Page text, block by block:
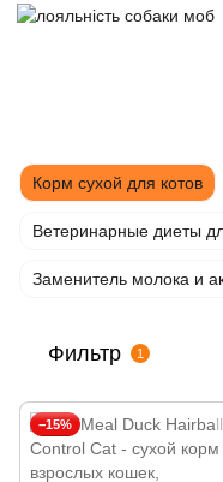
Корм сухой для котов
Ветеринарные диеты
Заменитель молока и
Фильтр 1
−15%